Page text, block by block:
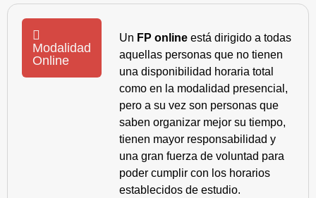
Modalidad
Online
Un FP online está dirigido a todas
aquellas personas que no tienen
una disponibilidad horaria total
como en la modalidad presencial,
pero a su vez son personas que
saben organizar mejor su tiempo,
tienen mayor responsabilidad y
una gran fuerza de voluntad para
poder cumplir con los horarios
establecidos de estudio.